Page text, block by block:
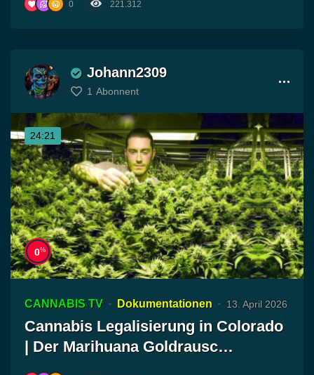
0 221.312
Johann2309
1 Abonnent
24:21
0%
CANNABIS TV Dokumentationen 13. April 2026
Cannabis Legalisierung in Colorado
| Der Marihuana Goldrausc…